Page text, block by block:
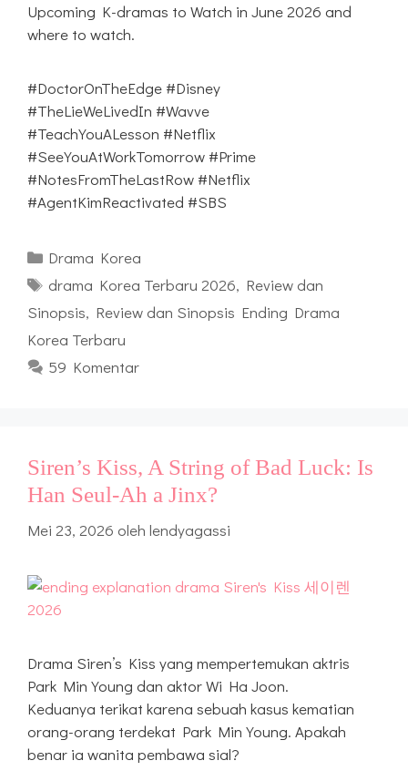
Upcoming K-dramas to Watch in June 2026 and
where to watch.
#DoctorOnTheEdge #Disney
#TheLieWeLivedIn #Wavve
#TeachYouALesson #Netflix
#SeeYouAtWorkTomorrow #Prime
#NotesFromTheLastRow #Netflix
#AgentKimReactivated #SBS
Kategori
Drama Korea
Tag
drama Korea Terbaru 2026, Review dan
Sinopsis, Review dan Sinopsis Ending Drama
Korea Terbaru
59 Komentar
Siren’s Kiss, A String of Bad Luck: Is
Han Seul-Ah a Jinx?
Mei 23, 2026 oleh lendyagassi
Drama Siren’s Kiss yang mempertemukan aktris
Park Min Young dan aktor Wi Ha Joon.
Keduanya terikat karena sebuah kasus kematian
orang-orang terdekat Park Min Young. Apakah
benar ia wanita pembawa sial?